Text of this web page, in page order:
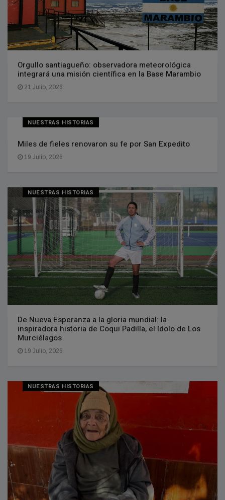
Orgullo santiagueño: observadora meteorológica
integrará una misión científica en la Base Marambio
21 Julio, 2026
NUESTRAS HISTORIAS
Miles de fieles renovaron su fe por San Expedito
19 Julio, 2026
NUESTRAS HISTORIAS
De Nueva Esperanza a la gloria mundial: la
inspiradora historia de Coqui Padilla, el ídolo de Los
Murciélagos
19 Julio, 2026
NUESTRAS HISTORIAS